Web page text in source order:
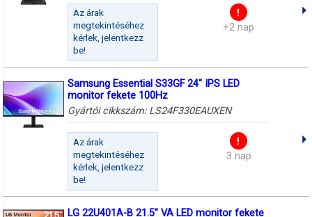
Az árak
megtekintéséhez
kérlek, jelentkezz
be!
+2 nap
Samsung Essential S33GF 24" IPS LED
monitor fekete 100Hz
Gyártói cikkszám: LS24F330EAUXEN
Az árak
megtekintéséhez
kérlek, jelentkezz
be!
3 nap
LG 22U401A-B 21.5" VA LED monitor fekete